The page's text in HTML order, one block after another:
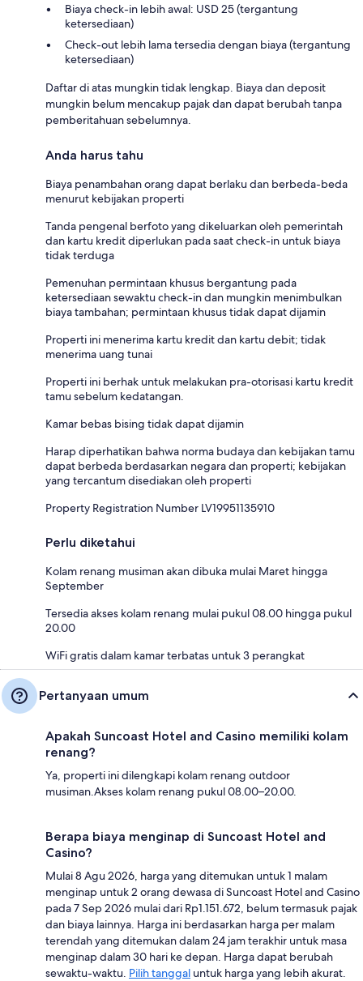
Biaya check-in lebih awal: USD 25 (tergantung
ketersediaan)
Check-out lebih lama tersedia dengan biaya (tergantung
ketersediaan)
Daftar di atas mungkin tidak lengkap. Biaya dan deposit
mungkin belum mencakup pajak dan dapat berubah tanpa
pemberitahuan sebelumnya.
Anda harus tahu
Biaya penambahan orang dapat berlaku dan berbeda-beda
menurut kebijakan properti
Tanda pengenal berfoto yang dikeluarkan oleh pemerintah
dan kartu kredit diperlukan pada saat check-in untuk biaya
tidak terduga
Pemenuhan permintaan khusus bergantung pada
ketersediaan sewaktu check-in dan mungkin menimbulkan
biaya tambahan; permintaan khusus tidak dapat dijamin
Properti ini menerima kartu kredit dan kartu debit; tidak
menerima uang tunai
Properti ini berhak untuk melakukan pra-otorisasi kartu kredit
tamu sebelum kedatangan.
Kamar bebas bising tidak dapat dijamin
Harap diperhatikan bahwa norma budaya dan kebijakan tamu
dapat berbeda berdasarkan negara dan properti; kebijakan
yang tercantum disediakan oleh properti
Property Registration Number LV19951135910
Perlu diketahui
Kolam renang musiman akan dibuka mulai Maret hingga
September
Tersedia akses kolam renang mulai pukul 08.00 hingga pukul
20.00
WiFi gratis dalam kamar terbatas untuk 3 perangkat
Pertanyaan umum
Apakah Suncoast Hotel and Casino memiliki kolam
renang?
Ya, properti ini dilengkapi kolam renang outdoor
musiman.Akses kolam renang pukul 08.00–20.00.
Berapa biaya menginap di Suncoast Hotel and
Casino?
Mulai 8 Agu 2026, harga yang ditemukan untuk 1 malam
menginap untuk 2 orang dewasa di Suncoast Hotel and Casino
pada 7 Sep 2026 mulai dari Rp1.151.672, belum termasuk pajak
dan biaya lainnya. Harga ini berdasarkan harga per malam
terendah yang ditemukan dalam 24 jam terakhir untuk masa
menginap dalam 30 hari ke depan. Harga dapat berubah
sewaktu-waktu. Pilih tanggal untuk harga yang lebih akurat.